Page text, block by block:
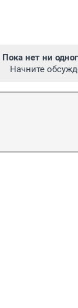
Пока нет ни
Начните